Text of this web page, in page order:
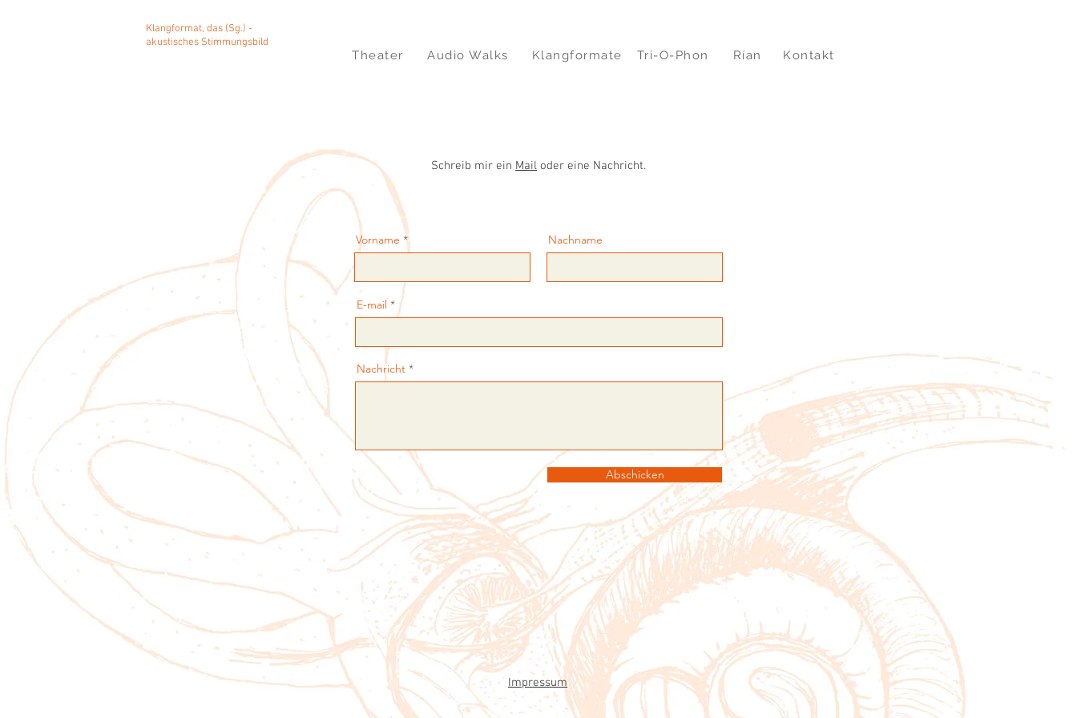
Klangformat, das (Sg.) -
akustisches Stimmungsbild
Audio Walks
Theater Klangformate Tri-O-Phon Rían Kontakt
Schreib mir ein Mail oder eine Nachricht.
Vorname Nachname
E-mail
Nachricht
Abschicken
Impressum